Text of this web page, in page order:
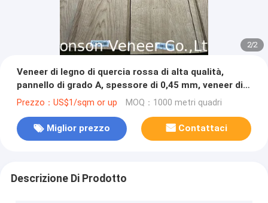
2/2
Veneer di legno di quercia rossa di alta qualità,
pannello di grado A, spessore di 0,45 mm, veneer di
legno a taglio piatto ingegnerizzato
Prezzo：US$1/sqm or up MOQ：1000 metri quadri
Miglior prezzo Contattaci
Descrizione Di Prodotto